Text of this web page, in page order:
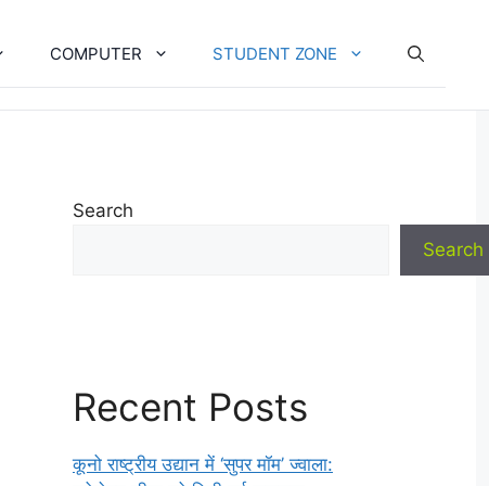
COMPUTER STUDENT ZONE
Search
Search
Recent Posts
कूनो राष्ट्रीय उद्यान में ‘सुपर मॉम’ ज्वाला: